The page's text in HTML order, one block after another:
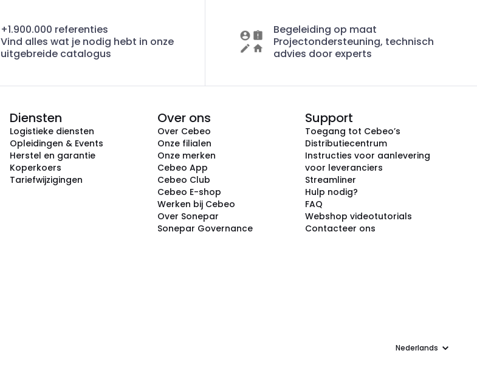
+1.900.000 referenties
Vind alles wat je nodig hebt in onze
uitgebreide catalogus
Begeleiding op maat
Projectondersteuning, technisch
advies door experts
Diensten
Logistieke diensten
Opleidingen & Events
Herstel en garantie
Koperkoers
Tariefwijzigingen
Over ons
Over Cebeo
Onze filialen
Onze merken
Cebeo App
Cebeo Club
Cebeo E-shop
Werken bij Cebeo
Over Sonepar
Sonepar Governance
Support
Toegang tot Cebeo’s
Distributiecentrum
Instructies voor aanlevering
voor leveranciers
Streamliner
Hulp nodig?
FAQ
Webshop videotutorials
Contacteer ons
Taal